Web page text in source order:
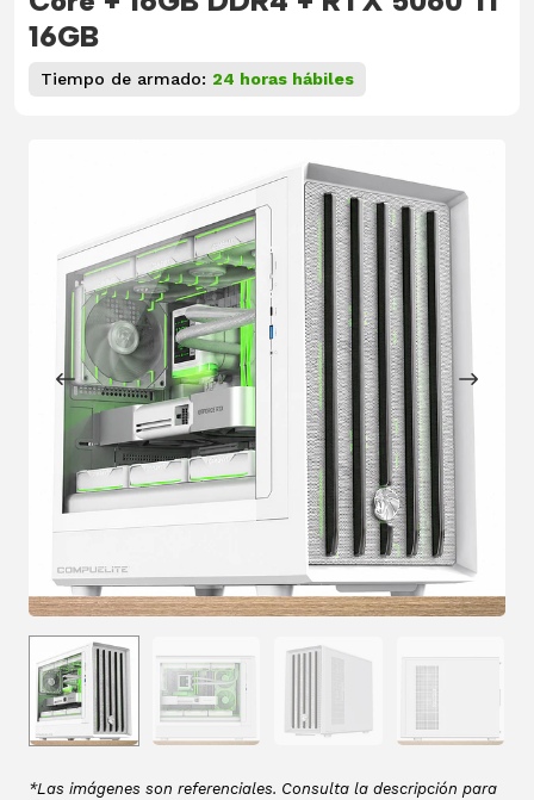
16GB
Tiempo de armado: 24 horas hábiles
*Las imágenes son referenciales. Consulta la descripción para